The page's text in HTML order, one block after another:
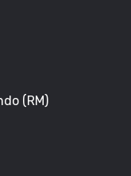
(RM)